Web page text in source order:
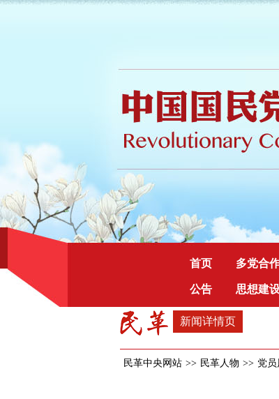
首页 多党合
公告 思想建
新闻详情页
民革中央网站 >> 民革人物 >> 党